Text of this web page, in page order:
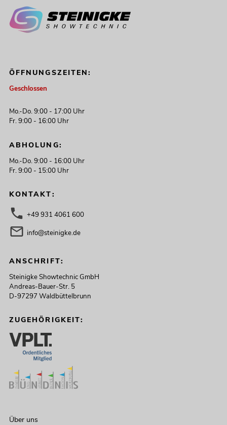
ÖFFNUNGSZEITEN:
Geschlossen
Mo.-Do. 9:00 - 17:00 Uhr
Fr. 9:00 - 16:00 Uhr
ABHOLUNG:
Mo.-Do. 9:00 - 16:00 Uhr
Fr. 9:00 - 15:00 Uhr
KONTAKT:
+49 931 4061 600
info@steinigke.de
ANSCHRIFT:
Steinigke Showtechnic GmbH
Andreas-Bauer-Str. 5
D-97297 Waldbüttelbrunn
ZUGEHÖRIGKEIT:
Über uns